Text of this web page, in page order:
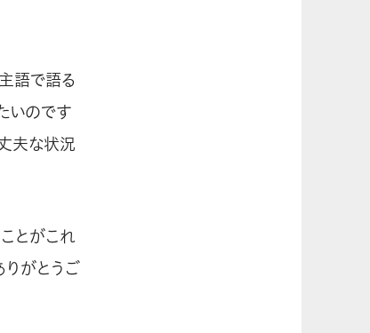
語で語る
いのです
夫な状況
とがこれ
りがとうご